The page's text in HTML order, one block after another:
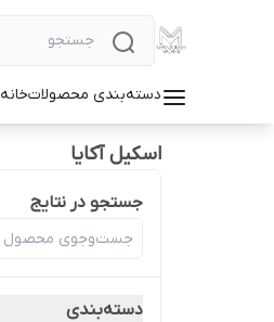
دسته‌بندی محصولاتخانه
اسکیل آکایا
جستجو در نتایج
دسته‌بندی